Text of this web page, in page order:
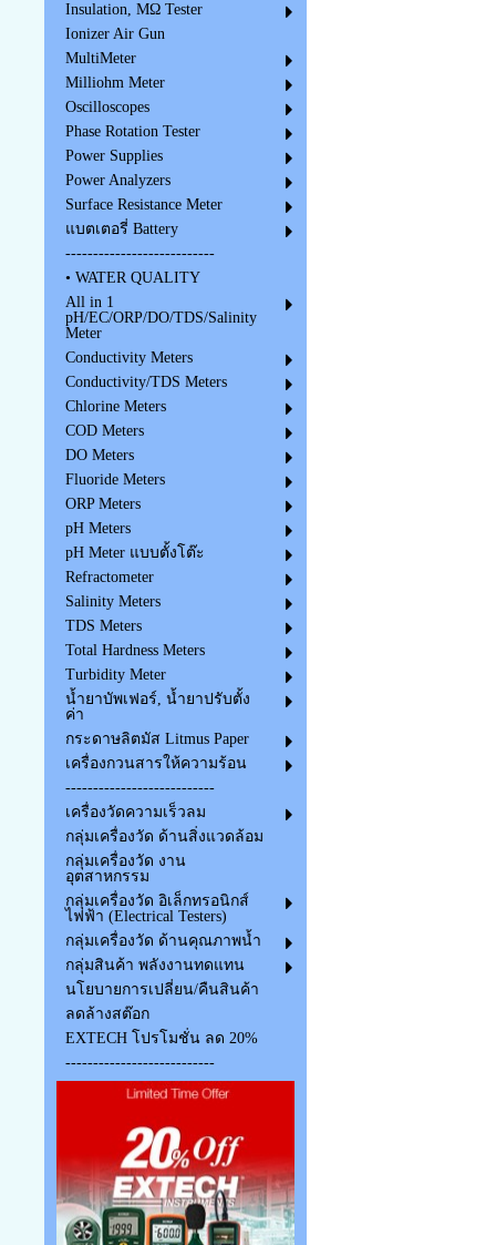
Insulation, MΩ Tester
Ionizer Air Gun
MultiMeter
Milliohm Meter
Oscilloscopes
Phase Rotation Tester
Power Supplies
Power Analyzers
Surface Resistance Meter
แบตเตอรี่ Battery
---------------------------
• WATER QUALITY
All in 1
pH/EC/ORP/DO/TDS/Salinity
Meter
Conductivity Meters
Conductivity/TDS Meters
Chlorine Meters
COD Meters
DO Meters
Fluoride Meters
ORP Meters
pH Meters
pH Meter แบบตั้งโต๊ะ
Refractometer
Salinity Meters
TDS Meters
Total Hardness Meters
Turbidity Meter
น้ำยาบัพเฟอร์, น้ำยาปรับตั้ง
ค่า
กระดาษลิตมัส Litmus Paper
เครื่องกวนสารให้ความร้อน
---------------------------
เครื่องวัดความเร็วลม
กลุ่มเครื่องวัด ด้านสิ่งแวดล้อม
กลุ่มเครื่องวัด งาน
อุตสาหกรรม
กลุ่มเครื่องวัด อิเล็กทรอนิกส์
ไฟฟ้า (Electrical Testers)
กลุ่มเครื่องวัด ด้านคุณภาพน้ำ
กลุ่มสินค้า พลังงานทดแทน
นโยบายการเปลี่ยน/คืนสินค้า
ลดล้างสต๊อก
EXTECH โปรโมชั่น ลด 20%
---------------------------